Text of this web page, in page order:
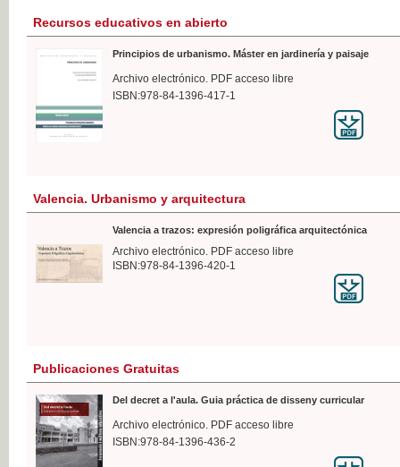
Recursos educativos en abierto
Principios de urbanismo. Máster en jardinería y paisaje
Archivo electrónico. PDF acceso libre
ISBN:978-84-1396-417-1
Valencia. Urbanismo y arquitectura
Valencia a trazos: expresión poligráfica arquitectónica
Archivo electrónico. PDF acceso libre
ISBN:978-84-1396-420-1
Publicaciones Gratuitas
Del decret a l'aula. Guia práctica de disseny curricular
Archivo electrónico. PDF acceso libre
ISBN:978-84-1396-436-2